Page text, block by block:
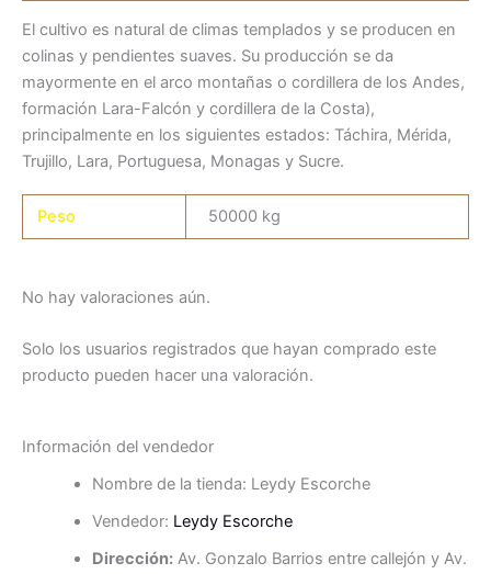
El cultivo es natural de climas templados y se producen en
colinas y pendientes suaves. Su producción se da
mayormente en el arco montañas o cordillera de los Andes,
formación Lara-Falcón y cordillera de la Costa),
principalmente en los siguientes estados: Táchira, Mérida,
Trujillo, Lara, Portuguesa, Monagas y Sucre.
Peso 50000 kg
No hay valoraciones aún.
Solo los usuarios registrados que hayan comprado este
producto pueden hacer una valoración.
Información del vendedor
Nombre de la tienda: Leydy Escorche
Vendedor: Leydy Escorche
Dirección: Av. Gonzalo Barrios entre callejón y Av.